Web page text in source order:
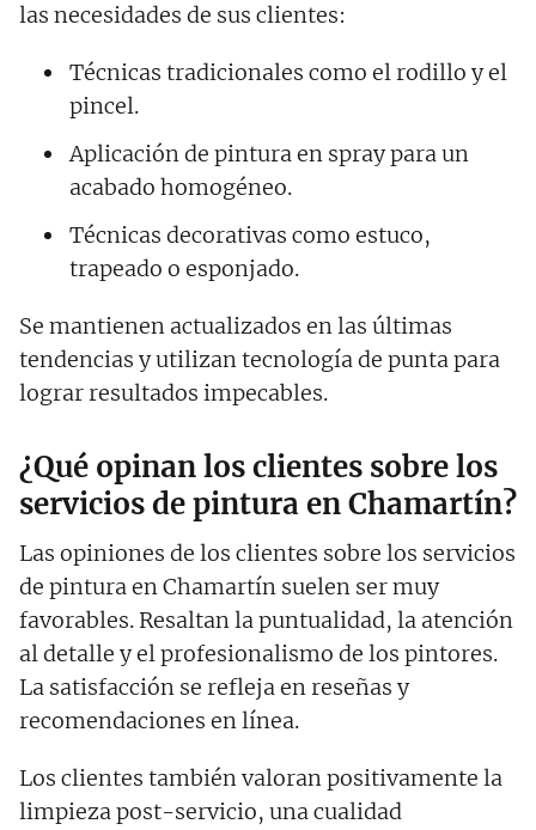
las necesidades de sus clientes:
Técnicas tradicionales como el rodillo y el
pincel.
Aplicación de pintura en spray para un
acabado homogéneo.
Técnicas decorativas como estuco,
trapeado o esponjado.
Se mantienen actualizados en las últimas
tendencias y utilizan tecnología de punta para
lograr resultados impecables.
¿Qué opinan los clientes sobre los
servicios de pintura en Chamartín?
Las opiniones de los clientes sobre los servicios
de pintura en Chamartín suelen ser muy
favorables. Resaltan la puntualidad, la atención
al detalle y el profesionalismo de los pintores.
La satisfacción se refleja en reseñas y
recomendaciones en línea.
Los clientes también valoran positivamente la
limpieza post-servicio, una cualidad